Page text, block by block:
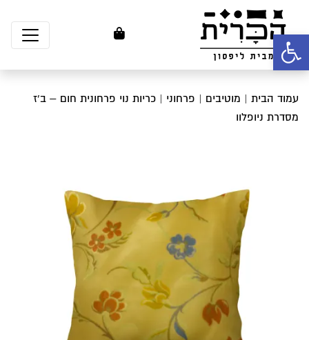
פתח סרגל נגישות
עמוד הבית | מוטיבים | פרחוני | כריות נוי פרחונית חום – ב’ז
מסדרת ניופלוו